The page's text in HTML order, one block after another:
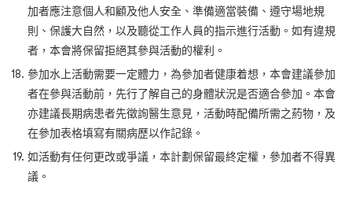
加者應注意個人和顧及他人安全、準備適當裝備、遵守場地規
則、保護大自然，以及聽從工作人員的指示進行活動。如有違規
者，本會將保留拒絕其參與活動的權利。
參加水上活動需要一定體力，為參加者健康着想，本會建議參加
者在參與活動前，先行了解自己的身體狀況是否適合參加。本會
亦建議長期病患者先徵詢醫生意見，活動時配備所需之葯物，及
在參加表格填寫有關病歷以作記錄。
如活動有任何更改或爭議，本計劃保留最終定權，參加者不得異
議。